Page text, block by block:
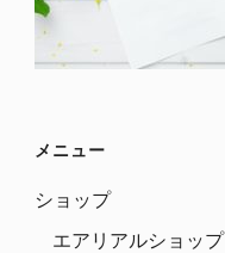
メニュー
ショップ
エアリアルショップ